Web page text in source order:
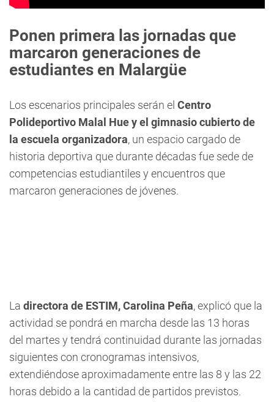
Ponen primera las jornadas que
marcaron generaciones de
estudiantes en Malargüe
Los escenarios principales serán el Centro
Polideportivo Malal Hue y el gimnasio cubierto de
la escuela organizadora, un espacio cargado de
historia deportiva que durante décadas fue sede de
competencias estudiantiles y encuentros que
marcaron generaciones de jóvenes.
La directora de ESTIM, Carolina Peña, explicó que la
actividad se pondrá en marcha desde las 13 horas
del martes y tendrá continuidad durante las jornadas
siguientes con cronogramas intensivos,
extendiéndose aproximadamente entre las 8 y las 22
horas debido a la cantidad de partidos previstos.